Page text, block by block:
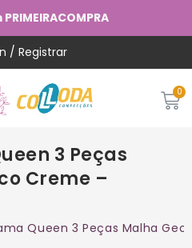
/ Registrar
3 Peças
Creme –
Queen 3 Peças Malha